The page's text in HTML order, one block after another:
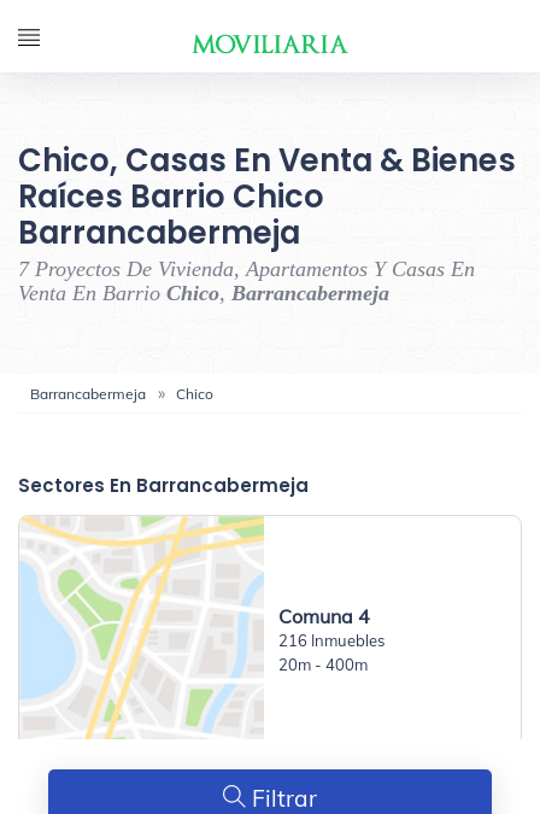
Chico, Casas En Venta & Bienes
Raíces Barrio Chico
Barrancabermeja
7 Proyectos De Vivienda, Apartamentos Y Casas En
Venta En Barrio Chico, Barrancabermeja
Barrancabermeja Chico
Sectores En Barrancabermeja
Comuna 4
216 Inmuebles
20m - 400m
Filtrar